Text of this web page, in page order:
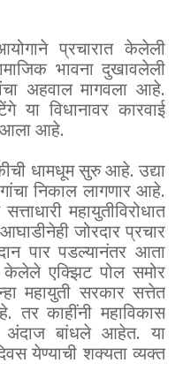
प्रचारात केलेली
भावना दुखावलेली
अहवाल मागवला आहे.
या विधानावर कारवाई
आला आहे.
धामधूम सुरु आहे. उद्या
निकाल लागणार आहे.
महायुतीविरोधात
जोरदार प्रचार
पार पडल्यानंतर आता
केलेले एक्झिट पोल समोर
महायुती सरकार सत्तेत
तर काहींनी महाविकास
अंदाज बांधले आहेत. या
येण्याची शक्यता व्यक्त